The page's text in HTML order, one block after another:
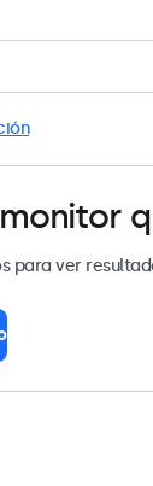
para ver